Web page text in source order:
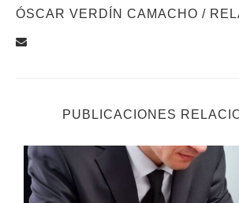
ÓSCAR VERDÍN CAMACHO /
PUBLICACIONES